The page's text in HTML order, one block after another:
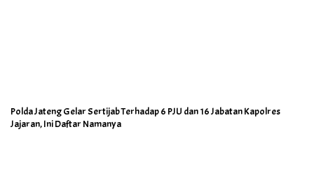
Polda Jateng Gelar Sertijab Terhadap 6 PJU dan 16 Jabatan Kapolres
Jajaran, Ini Daftar Namanya